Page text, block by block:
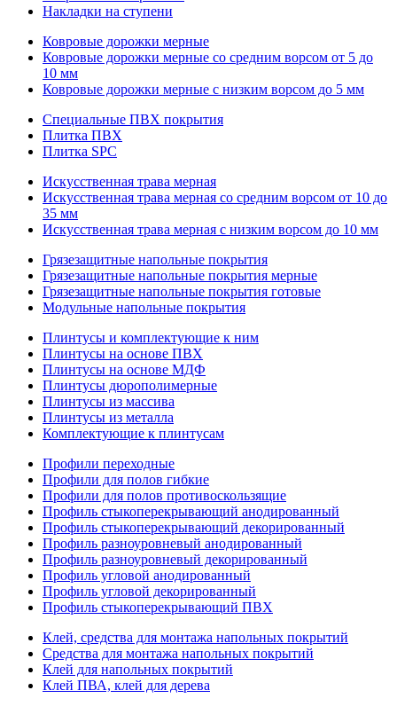
Накладки на ступени
Ковровые дорожки мерные
Ковровые дорожки мерные со средним ворсом от 5 до
10 мм
Ковровые дорожки мерные с низким ворсом до 5 мм
Специальные ПВХ покрытия
Плитка ПВХ
Плитка SPC
Искуccтвенная трава мерная
Искусственная трава мерная со средним ворсом от 10 до
35 мм
Искусственная трава мерная с низким ворсом до 10 мм
Грязезащитные напольные покрытия
Грязезащитные напольные покрытия мерные
Грязезащитные напольные покрытия готовые
Модульные напольные покрытия
Плинтусы и комплектующие к ним
Плинтусы на основе ПВХ
Плинтусы на основе МДФ
Плинтусы дюрополимерные
Плинтусы из массива
Плинтусы из металла
Комплектующие к плинтусам
Профили переходные
Профили для полов гибкие
Профили для полов противоскользящие
Профиль стыкоперекрывающий анодированный
Профиль стыкоперекрывающий декорированный
Профиль разноуровневый анодированный
Профиль разноуровневый декорированный
Профиль угловой анодированный
Профиль угловой декорированный
Профиль стыкоперекрывающий ПВХ
Клей, средства для монтажа напольных покрытий
Средства для монтажа напольных покрытий
Клей для напольных покрытий
Клей ПВА, клей для дерева